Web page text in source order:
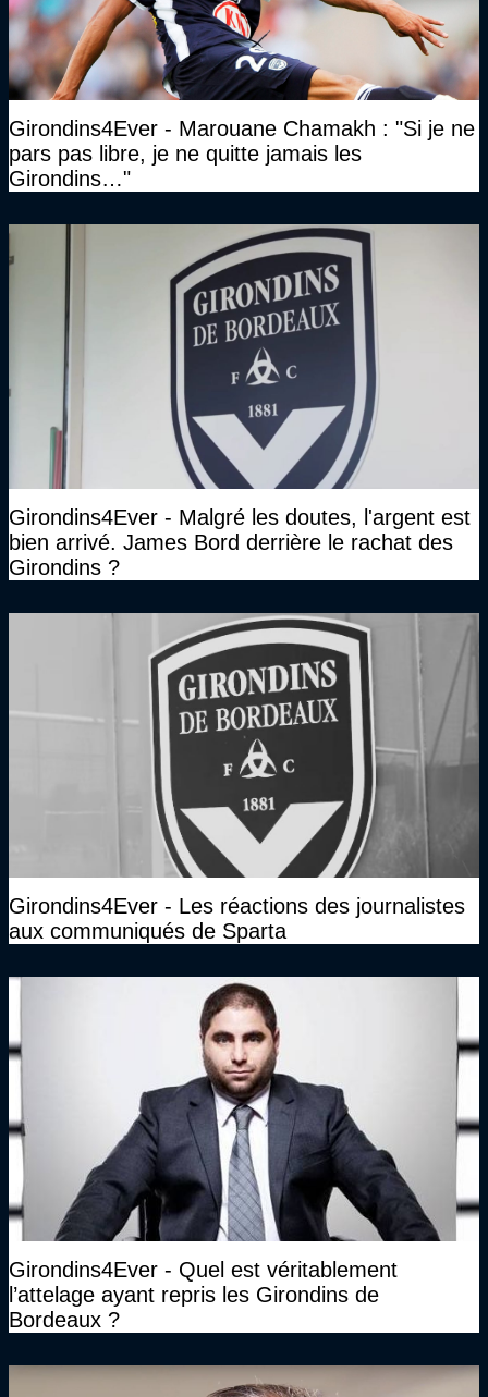
Girondins4Ever - Marouane Chamakh : "Si je ne
pars pas libre, je ne quitte jamais les
Girondins…"
Girondins4Ever - Malgré les doutes, l'argent est
bien arrivé. James Bord derrière le rachat des
Girondins ?
Girondins4Ever - Les réactions des journalistes
aux communiqués de Sparta
Girondins4Ever - Quel est véritablement
l’attelage ayant repris les Girondins de
Bordeaux ?